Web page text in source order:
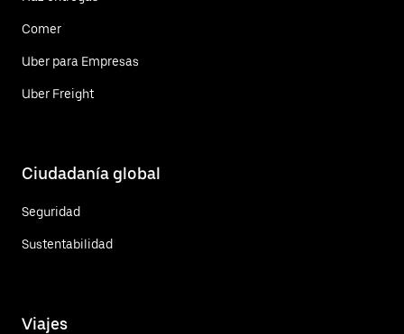
Comer
Uber para Empresas
Uber Freight
Ciudadanía global
Seguridad
Sustentabilidad
Viajes